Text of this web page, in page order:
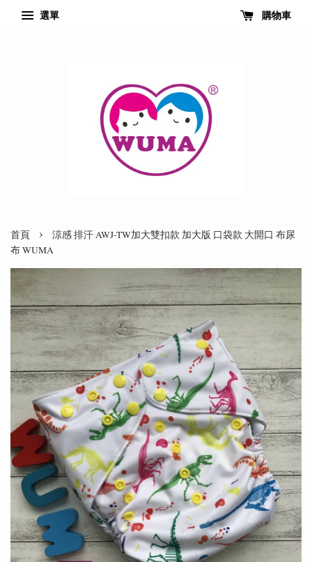
選單 購物車
首頁 ›
涼感 排汗 AWJ-TW加大雙扣款 加大版 口袋款 大開口 布尿
布 WUMA